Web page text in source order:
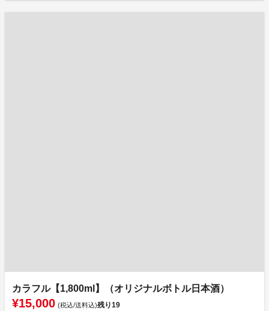
カラフル【1,800ml】（オリジナルボトル日本酒）
¥15,000 (税込/送料込)残り19